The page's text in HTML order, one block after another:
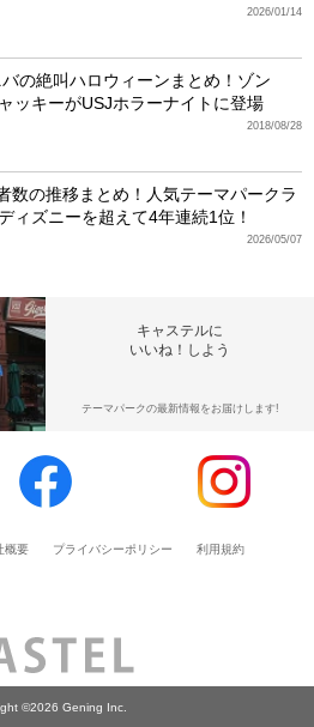
2026/01/14
バの絶叫ハロウィーンまとめ！ゾン
ッキーがUSJホラーナイトに登場
2018/08/28
数の推移まとめ！人気テーマパークラ
ィズニーを超えて4年連続1位！
2026/05/07
キャステルに
いいね！しよう
テーマパークの最新情報をお届けします!
概要 プライバシーポリシー 利用規約
©2026 Gening Inc.